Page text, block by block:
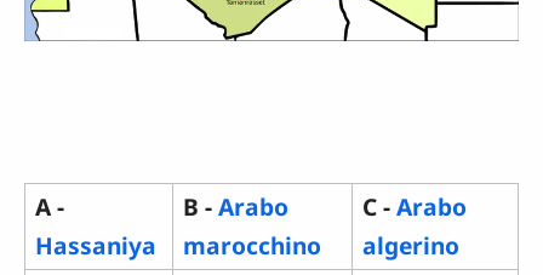
A -
Hassaniya
B -Arabo
marocchino
C -Arabo
algerino